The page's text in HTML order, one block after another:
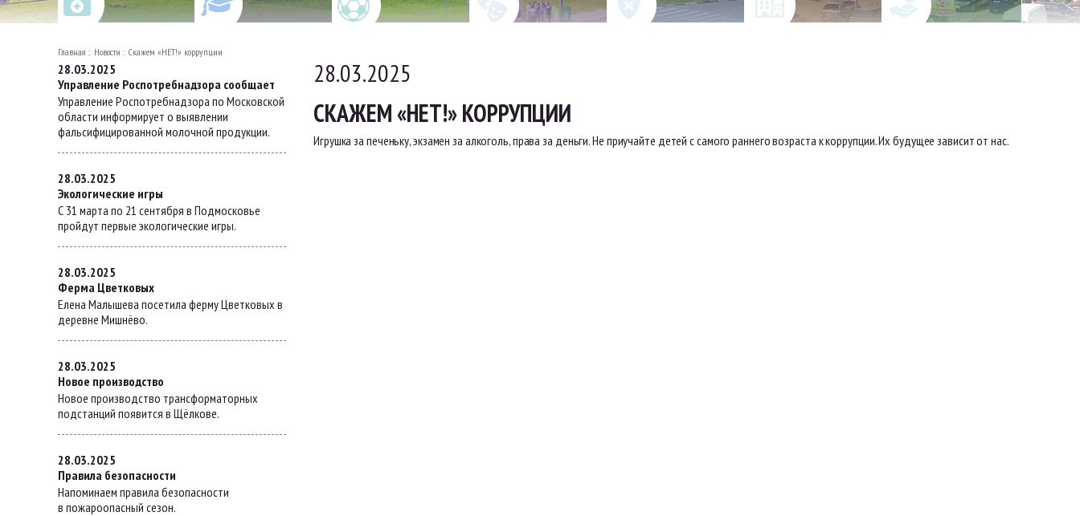
Главная Новости Скажем «НЕТ!» коррупции
28.03.2025
Управление Роспотребнадзора сообщает
Управление Роспотребнадзора по Московской
области информирует о выявлении
фальсифицированной молочной продукции.
28.03.2025
Экологические игры
С 31 марта по 21 сентября в Подмосковье
пройдут первые экологические игры.
28.03.2025
Ферма Цветковых
Елена Малышева посетила ферму Цветковых в
деревне Мишнёво.
28.03.2025
Новое производство
Новое производство трансформаторных
подстанций появится в Щёлкове.
28.03.2025
Правила безопасности
Напоминаем правила безопасности
в пожароопасный сезон.
28.03.2025
СКАЖЕМ «НЕТ!» КОРРУПЦИИ
Игрушка за печеньку, экзамен за алкоголь, права за деньги. Не приучайте детей с самого раннего возраста к коррупции. Их будущее зависит от нас.